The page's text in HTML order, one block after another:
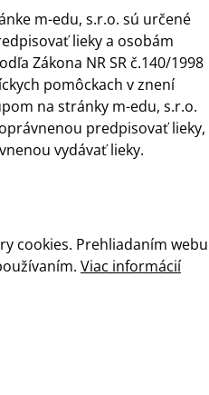
m-edu, s.r.o. sú určené
lieky a osobám
Zákona NR SR č.140/1998
pomôckach v znení
na stránky m-edu, s.r.o.
predpisovať lieky,
vydávať lieky.
cookies. Prehliadaním webu
Viac informácií